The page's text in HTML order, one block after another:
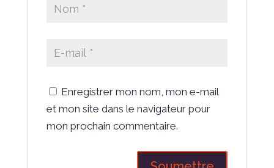
Enregistrer mon nom, mon e-mail
et mon site dans le navigateur pour
mon prochain commentaire.